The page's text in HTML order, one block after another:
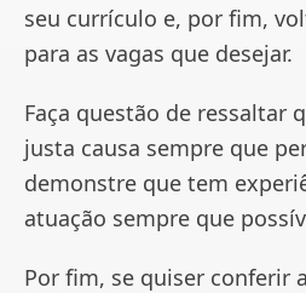
seu currículo e, por fim,
para as vagas que desejar.
Faça questão de ressaltar
justa causa sempre que
demonstre que tem
atuação sempre que
Por fim, se quiser conferir